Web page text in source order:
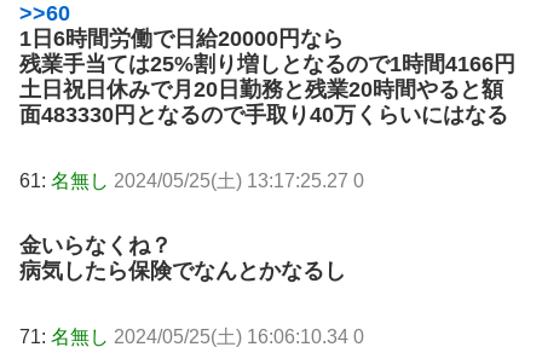
>>60
1日6時間労働で日給20000円なら
残業手当ては25%割り増しとなるので1時間4166円
土日祝日休みで月20日勤務と残業20時間やると額
面483330円となるので手取り40万くらいにはなる
61: 名無し 2024/05/25(土) 13:17:25.27 0
金いらなくね？
病気したら保険でなんとかなるし
71: 名無し 2024/05/25(土) 16:06:10.34 0